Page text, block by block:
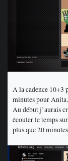
A la cadence 10+3
minutes pour Anita.
Au début j’aurais
écouler le temps
plus que 20